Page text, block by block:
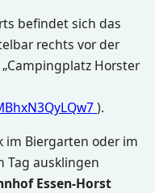
befindet sich das
rechts vor der
Horster
).
im Biergarten oder im
Tag ausklingen
Essen-Horst